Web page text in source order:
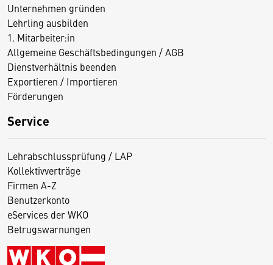
Unternehmen gründen
Lehrling ausbilden
1. Mitarbeiter:in
Allgemeine Geschäftsbedingungen / AGB
Dienstverhältnis beenden
Exportieren / Importieren
Förderungen
Service
Lehrabschlussprüfung / LAP
Kollektivverträge
Firmen A-Z
Benutzerkonto
eServices der WKO
Betrugswarnungen